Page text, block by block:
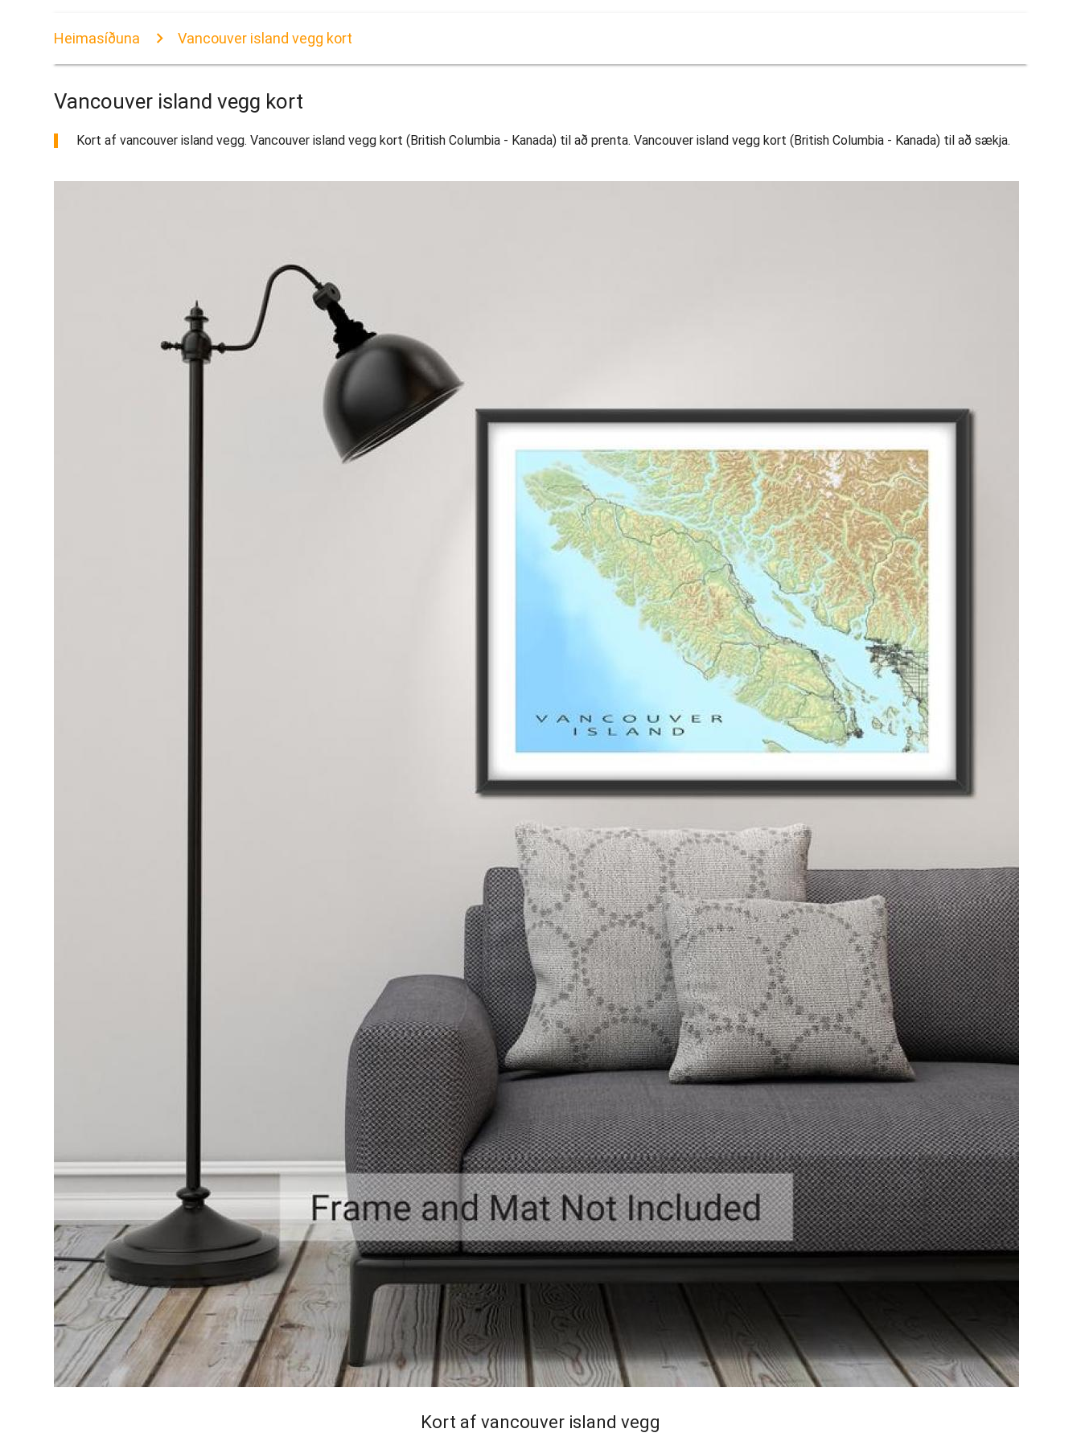
Heimasíðuna Vancouver island vegg kort
Vancouver island vegg kort
Kort af vancouver island vegg. Vancouver island vegg kort (British Columbia - Kanada) til að prenta. Vancouver island vegg kort (British Columbia - Kanada) til að sækja.
Kort af vancouver island vegg